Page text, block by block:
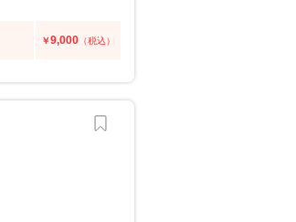
￥9,000 （税込）